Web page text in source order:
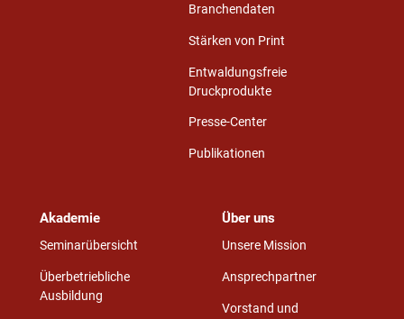
Branchendaten
Stärken von Print
Entwaldungsfreie
Druckprodukte
Presse-Center
Publikationen
Akademie
Seminarübersicht
Überbetriebliche
Ausbildung
Über uns
Unsere Mission
Ansprechpartner
Vorstand und